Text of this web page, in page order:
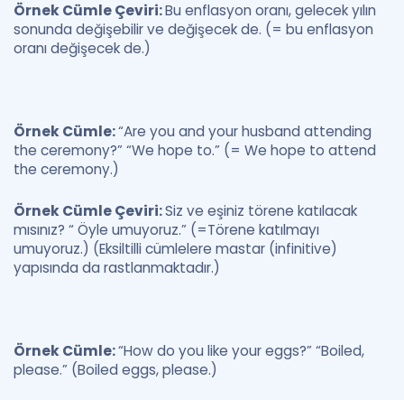
Örnek Cümle Çeviri:Bu enflasyon oranı, gelecek yılın
sonunda değişebilir ve değişecek de. (= bu enflasyon
oranı değişecek de.)
Örnek Cümle:“Are you and your husband attending
the ceremony?” “We hope to.” (= We hope to attend
the ceremony.)
Örnek Cümle Çeviri:Siz ve eşiniz törene katılacak
mısınız? “ Öyle umuyoruz.” (=Törene katılmayı
umuyoruz.) (Eksiltilli cümlelere mastar (infinitive)
yapısında da rastlanmaktadır.)
Örnek Cümle:“How do you like your eggs?” “Boiled,
please.” (Boiled eggs, please.)